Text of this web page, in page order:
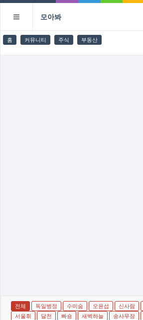
모아봐
홈 커뮤니티 주식 부동산
전체 독일병정 수미숨 오윤섭 신사람
서울휘
달천 빠숑 새벽하늘 송사무장